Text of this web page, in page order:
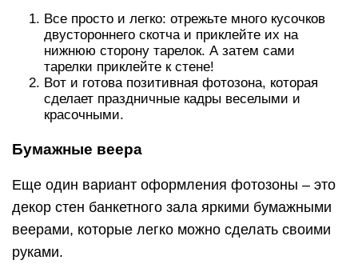
Все просто и легко: отрежьте много кусочков
двустороннего скотча и приклейте их на
нижнюю сторону тарелок. А затем сами
тарелки приклейте к стене!
Вот и готова позитивная фотозона, которая
сделает праздничные кадры веселыми и
красочными.
Бумажные веера
Еще один вариант оформления фотозоны – это
декор стен банкетного зала яркими бумажными
веерами, которые легко можно сделать своими
руками.